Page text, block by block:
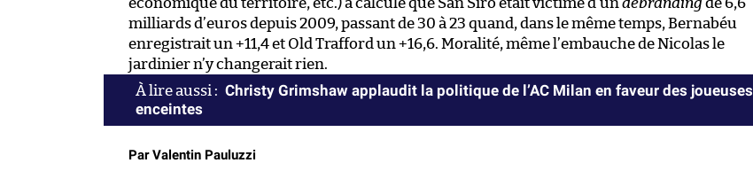
milliards d’euros depuis 2009, passant de 30 à 23 quand, dans le même temps, Bernabéu
enregistrait un +11,4 et Old Trafford un +16,6. Moralité, même l’embauche de Nicolas le
jardinier n’y changerait rien.
Christy Grimshaw applaudit la politique de l’AC Milan en faveur des joueuses
enceintes
Par Valentin Pauluzzi